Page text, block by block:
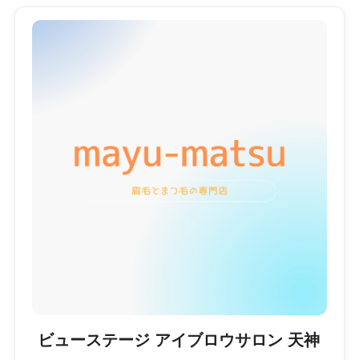
ビューステージ アイブロウサロン 天神